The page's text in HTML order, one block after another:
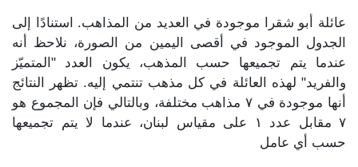
عائلة أبو شقرا موجودة في العديد من المذاهب. استنادًا إلى
الجدول الموجود في أقصى اليمين من الصورة، نلاحظ أنه
عندما يتم تجميعها حسب المذهب، يكون العدد "المتميّز
والفريد" لهذه العائلة في كل مذهب تنتمي إليه. تظهر النتائج
أنها موجودة في ٧ مذاهب مختلفة، وبالتالي فإن المجموع هو
٧ مقابل عدد ١ على مقياس لبنان، عندما لا يتم تجميعها
حسب أي عامل